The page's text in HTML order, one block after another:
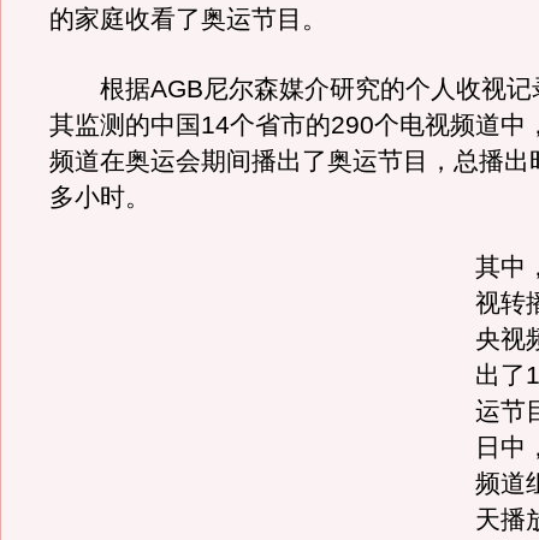
的家庭收看了奥运节目。
根据AGB尼尔森媒介研究的个人收视记
其监测的中国14个省市的290个电视频道中
频道在奥运会期间播出了奥运节目，总播
多小时。
其中
视转
央视
出了
运节
日中
频道
天播